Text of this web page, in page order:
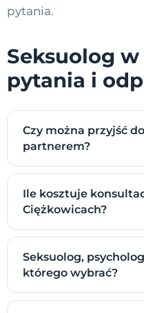
pytania.
Seksuolog
pytania i
Czy można przyjść
partnerem?
Ile kosztuje
Ciężkowicach?
Seksuolog,
którego wybrać?